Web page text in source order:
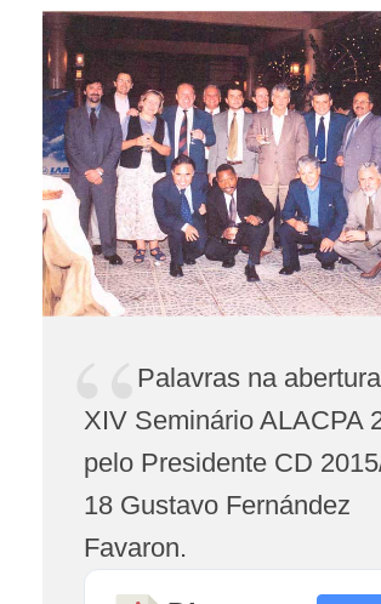
Palavras na
XIV Seminário ALACPA
pelo Presidente CD
18 Gustavo Fernández
Favaron.